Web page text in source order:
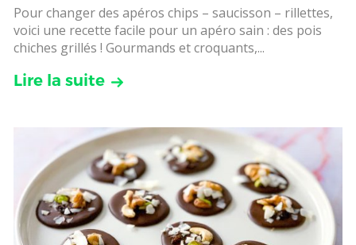
Pour changer des apéros chips – saucisson – rillettes,
voici une recette facile pour un apéro sain : des pois
chiches grillés ! Gourmands et croquants,...
Lire la suite